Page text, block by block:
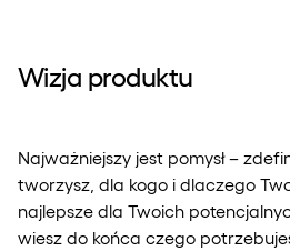
Wizja produktu
Najważniejszy jest pomysł –
tworzysz, dla kogo i dlaczego
najlepsze dla Twoich
wiesz do końca czego